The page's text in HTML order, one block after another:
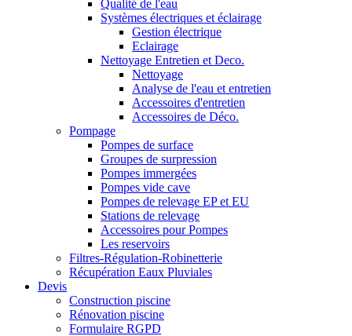
Qualité de l'eau
Systèmes électriques et éclairage
Gestion électrique
Eclairage
Nettoyage Entretien et Deco.
Nettoyage
Analyse de l'eau et entretien
Accessoires d'entretien
Accessoires de Déco.
Pompage
Pompes de surface
Groupes de surpression
Pompes immergées
Pompes vide cave
Pompes de relevage EP et EU
Stations de relevage
Accessoires pour Pompes
Les reservoirs
Filtres-Régulation-Robinetterie
Récupération Eaux Pluviales
Devis
Construction piscine
Rénovation piscine
Formulaire RGPD